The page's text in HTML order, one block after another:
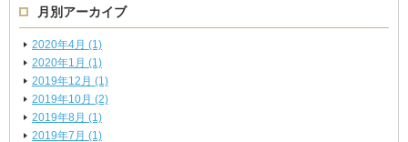
月別アーカイブ
2020年4月 (1)
2020年1月 (1)
2019年12月 (1)
2019年10月 (2)
2019年8月 (1)
2019年7月 (1)